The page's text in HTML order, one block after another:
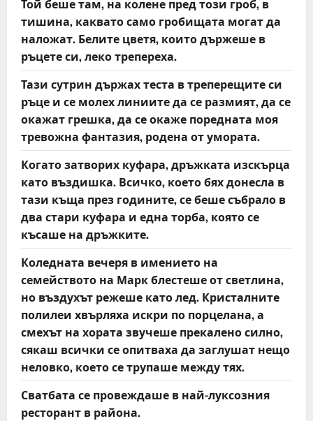
Той беше там, на колене пред този гроб, в
тишина, каквато само гробищата могат да
наложат. Белите цветя, които държеше в
ръцете си, леко трепереха.
Тази сутрин държах теста в треперещите си
ръце и се молех линиите да се размият, да се
окажат грешка, да се окаже поредната моя
тревожна фантазия, родена от умората.
Когато затворих куфара, дръжката изскърца
като въздишка. Всичко, което бях донесла в
тази къща през годините, се беше събрало в
два стари куфара и една торба, която се
късаше на дръжките.
Коледната вечеря в имението на
семейството на Марк блестеше от светлина,
но въздухът режеше като лед. Кристалните
полилеи хвърляха искри по порцелана, а
смехът на хората звучеше прекалено силно,
сякаш всички се опитваха да заглушат нещо
неловко, което се трупаше между тях.
Сватбата се провеждаше в най-луксозния
ресторант в района.